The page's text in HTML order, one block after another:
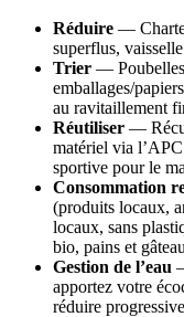
Réduire — Charte
superflus,
Trier — Poubelles
emballages/
au ravitaillement
Réutiliser —
matériel via
sportive pour le
Consommation
(produits locaux,
locaux, sans
bio, pains et
Gestion de l’eau
apportez votre
réduire